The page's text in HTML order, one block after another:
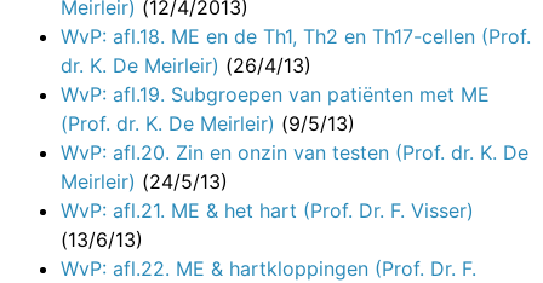
Meirleir) (12/4/2013)
WvP: afl.18. ME en de Th1, Th2 en Th17-cellen (Prof.
dr. K. De Meirleir) (26/4/13)
WvP: afl.19. Subgroepen van patiënten met ME
(Prof. dr. K. De Meirleir) (9/5/13)
WvP: afl.20. Zin en onzin van testen (Prof. dr. K. De
Meirleir) (24/5/13)
WvP: afl.21. ME & het hart (Prof. Dr. F. Visser)
(13/6/13)
WvP: afl.22. ME & hartkloppingen (Prof. Dr. F.